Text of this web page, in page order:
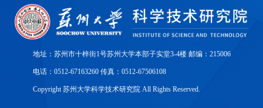
地址：苏州市十梓街1号苏州大学本部子实堂3-4楼 邮编：215006
电话：0512-67163260 传真：0512-67506108
Copyright 苏州大学科学技术研究院 All Rights Reserved.